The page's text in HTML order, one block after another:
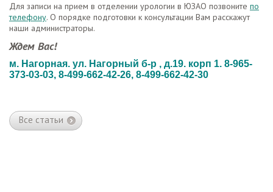
Для записи на прием в отделении урологии в ЮЗАО позвоните по
телефону. О порядке подготовки к консультации Вам расскажут
наши администраторы.
Ждем Вас!
м. Нагорная. ул. Нагорный б-р , д.19. корп 1. 8-965-
373-03-03, 8-499-662-42-26, 8-499-662-42-30
Все статьи